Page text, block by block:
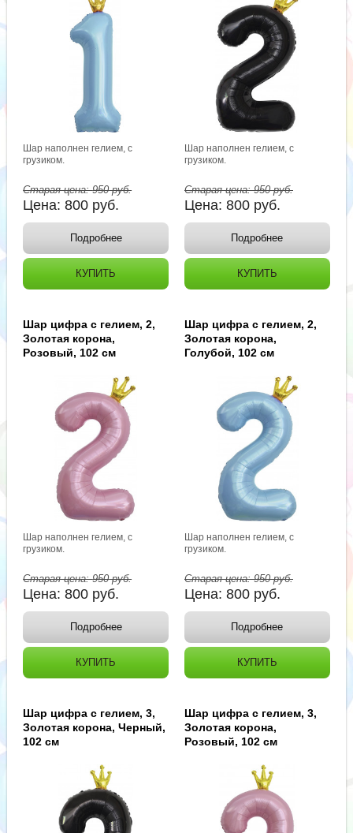
Шар наполнен гелием, с
грузиком.
Старая цена:950руб.
Цена:800 руб.
Подробнее
КУПИТЬ
Шар наполнен гелием, с
грузиком.
Старая цена:950руб.
Цена: 800 руб.
Подробнее
КУПИТЬ
Шар цифра с гелием, 2,
Золотая корона,
Розовый, 102 см
Шар наполнен гелием, с
грузиком.
Старая цена:950руб.
Цена:800 руб.
Подробнее
КУПИТЬ
Шар цифра с гелием, 2,
Золотая корона,
Голубой, 102 см
Шар наполнен гелием, с
грузиком.
Старая цена:950руб.
Цена: 800 руб.
Подробнее
КУПИТЬ
Шар цифра с гелием, 3,
Золотая корона, Черный,
102 см
Шар цифра с гелием, 3,
Золотая корона,
Розовый, 102 см